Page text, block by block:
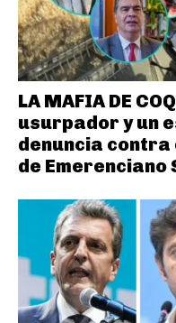
LA MAFIA DE
usurpador y un
denuncia contra
de Emerenciano